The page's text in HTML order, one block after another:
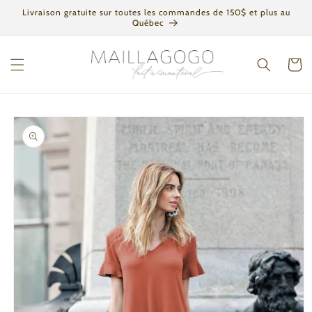
passer
contenu
Livraison gratuite sur toutes les commandes de 150$ et plus au
Québec
Panier
Passer aux
informations
produits